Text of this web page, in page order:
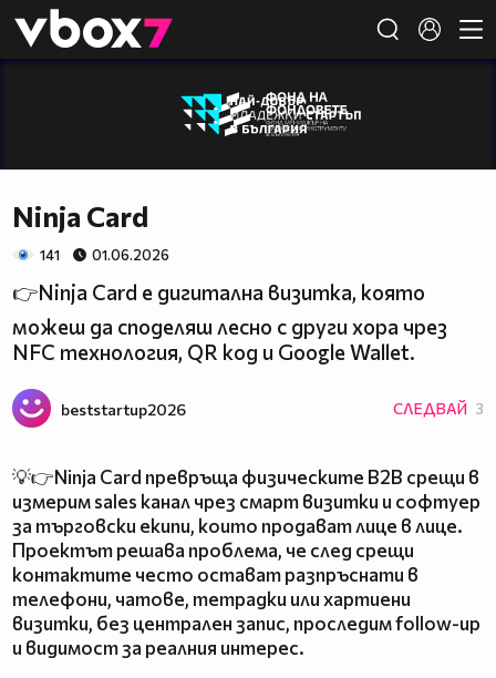
👾
Ninja Card
141 01.06.2026
👉Ninja Card е дигитална визитка, която
можеш да споделяш лесно с други хора чрез
NFC технология, QR код и Google Wallet.
beststartup2026 СЛЕДВАЙ 3
💡👉Ninja Card превръща физическите B2B срещи в
измерим sales канал чрез смарт визитки и софтуер
за търговски екипи, които продават лице в лице.
Проектът решава проблема, че след срещи
контактите често остават разпръснати в
телефони, чатове, тетрадки или хартиени
визитки, без централен запис, проследим follow-up
и видимост за реалния интерес.